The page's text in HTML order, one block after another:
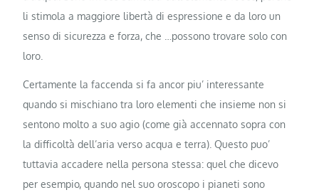
li stimola a maggiore libertà di espressione e da loro un
senso di sicurezza e forza, che …possono trovare solo con
loro.
Certamente la faccenda si fa ancor piu’ interessante
quando si mischiano tra loro elementi che insieme non si
sentono molto a suo agio (come già accennato sopra con
la difficoltà dell’aria verso acqua e terra). Questo puo’
tuttavia accadere nella persona stessa: quel che dicevo
per esempio, quando nel suo oroscopo i pianeti sono